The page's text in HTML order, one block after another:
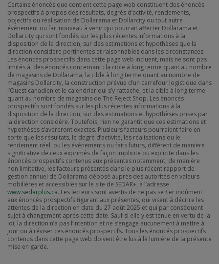
Certains énoncés que contient cette page web constituent des énoncés
prospectifs à propos des résultats, degrés d’activité, rendements,
objectifs ou réalisation de Dollarama et Dollarcity ou tout autre
événement ou fait nouveau à venir qui pourrait affecter Dollarama et
Dollarcity qui sont fondés sur les plus récentes informations à la
disposition de la direction, sur des estimations et hypothèses que la
direction considère pertinentes et raisonnables dans les circonstances.
Les énoncés prospectifs dans cette page web incluent, mais ne sont pas
limités à, des énoncés concernant : la cible à long terme quant au nombre
de magasins de Dollarama, la cible à long terme quant au nombre de
magasins Dollarcity, la construction prévue d’un carrefour logistique dans
l’Ouest canadien et le calendrier qui s’y rattache, et la cible à long terme
quant au nombre de magasins de The Reject Shop. Les énoncés
prospectifs sont fondés sur les plus récentes informations à la
disposition de la direction, sur des estimations et hypothèses prises par
la direction considère. Toutefois, rien ne garantit que ces estimations et
hypothèses s’avéreront exactes. Plusieurs facteurs pourraient faire en
sorte que les résultats, le degré d’activité, les réalisations ou le
rendement réel, ou les événements ou faits futurs, diffèrent de manière
significative de ceux exprimés de façon implicite ou explicite dans les
énoncés prospectifs contenus aux présentes notamment, de manière
non limitative, les facteurs présentés dans le plus récent rapport de
gestion annuel de Dollarama déposé auprès des autorités en valeurs
mobilières et accessibles sur le site de SEDAR+, à l’adresse
www.sedarplus.ca. Les lecteurs sont avertis de ne pas se fier indûment
aux énoncés prospectifs figurant aux présentes, qui visent à décrire les
attentes de la direction en date du 27 août 2025 et qui par conséquent
sujet à changement après cette date. Sauf si elle y est tenue en vertu de la
loi, la direction n’a pas l’intention et ne s’engage aucunement à mettre à
jour ou à réviser ces énoncés prospectifs. Tous les énoncés prospectifs
contenus dans cette page web doivent être lus à la lumière de la présente
mise en garde.